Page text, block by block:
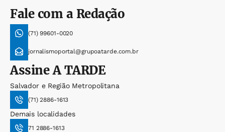
Fale com a Redação
(71) 99601-0020
jornalismoportal@grupoatarde.com.br
AssineA TARDE
Salvador e Região Metropolitana
(71) 2886-1613
Demais localidades
71 2886-1613